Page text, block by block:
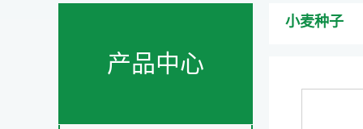
产品中心
小麦种子